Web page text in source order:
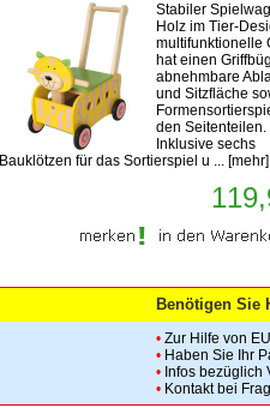
Stabiler
Holz im Tier-
multifunktionelle
hat einen
abnehmbare
und Sitzfläche
den Seitenteilen.
Inklusive sechs
Bauklötzen für das Sortierspiel u ... [mehr]
Benötigen Sie
• Zur Hilfe von
• Haben Sie Ihr
• Infos bezüglich
• Kontakt bei